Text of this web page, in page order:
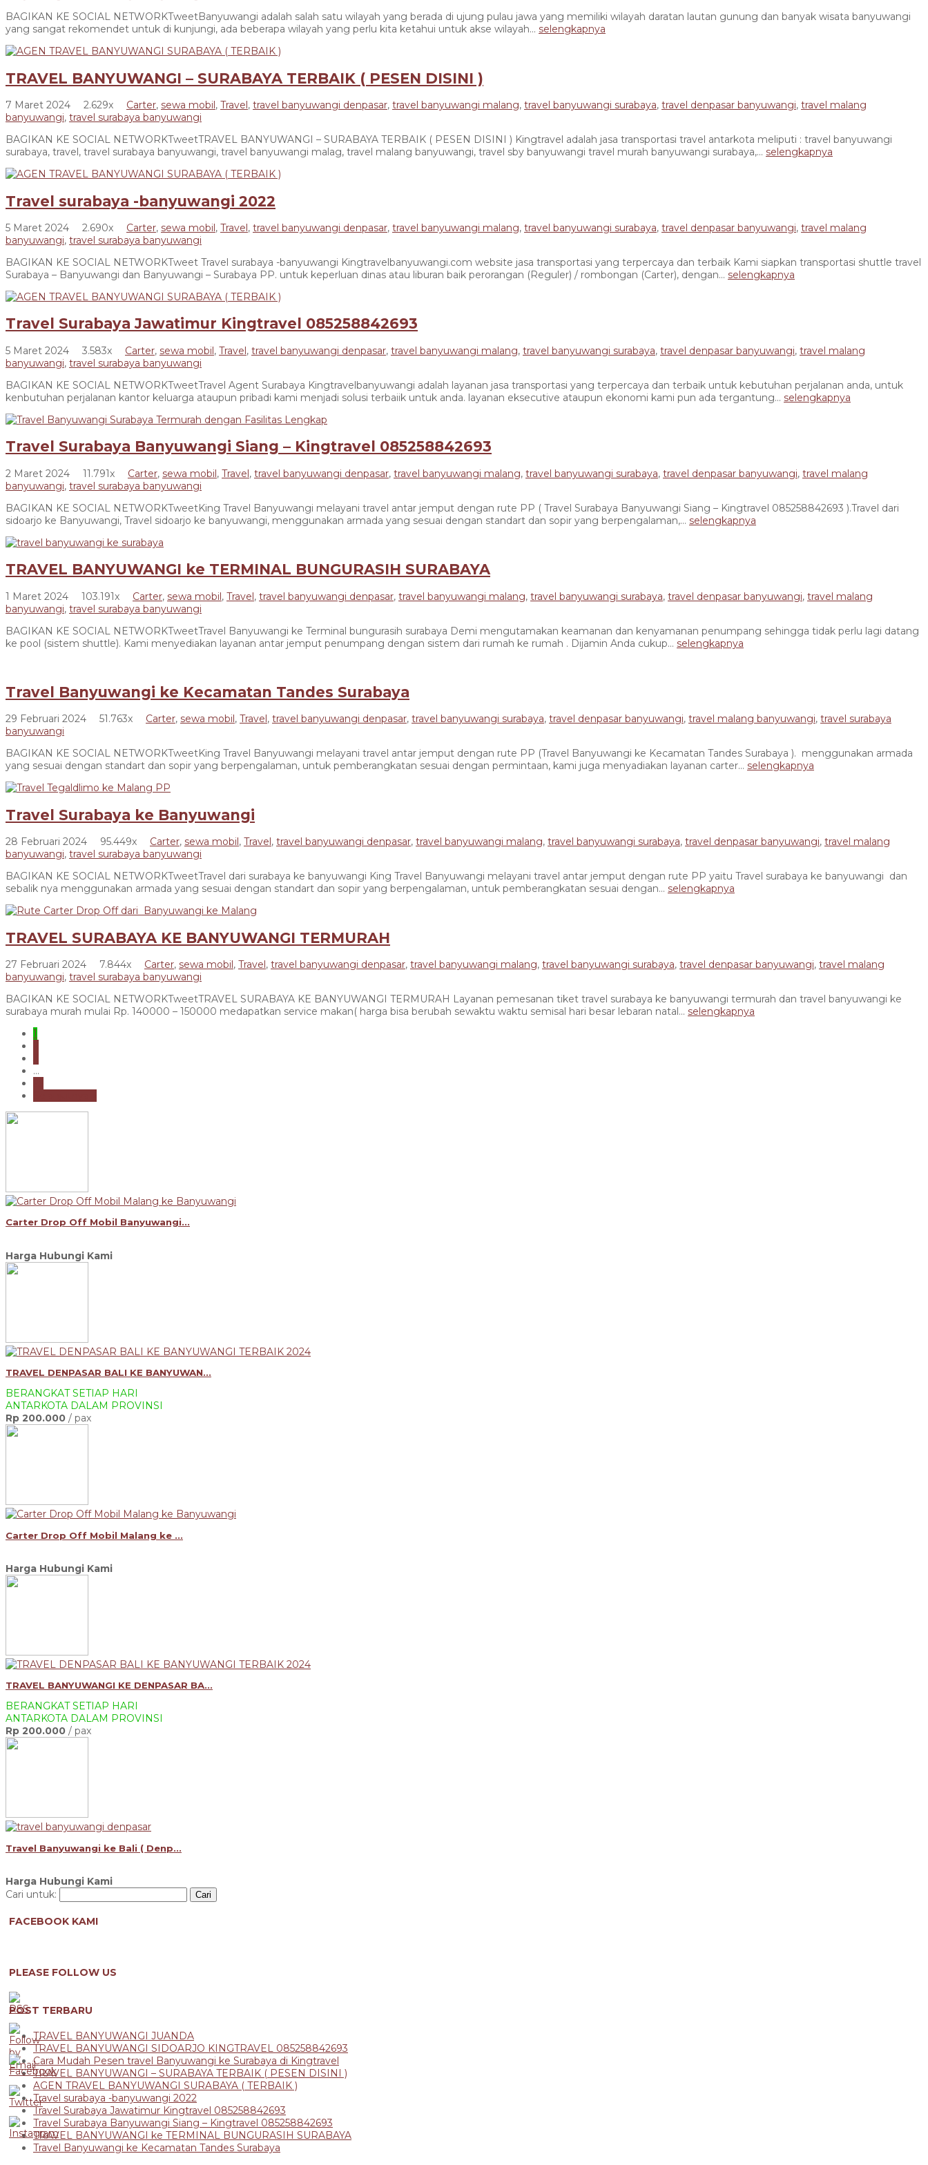
BAGIKAN KE SOCIAL NETWORKTweetBanyuwangi adalah salah satu wilayah yang berada di ujung pulau jawa yang memiliki wilayah daratan lautan gunung dan banyak wisata banyuwangi
yang sangat rekomendet untuk di kunjungi, ada beberapa wilayah yang perlu kita ketahui untuk akse wilayah... selengkapnya
TRAVEL BANYUWANGI – SURABAYA TERBAIK ( PESEN DISINI )
7 Maret 2024 2.629x Carter, sewa mobil, Travel, travel banyuwangi denpasar, travel banyuwangi malang, travel banyuwangi surabaya, travel denpasar banyuwangi, travel malang
banyuwangi, travel surabaya banyuwangi
BAGIKAN KE SOCIAL NETWORKTweetTRAVEL BANYUWANGI – SURABAYA TERBAIK ( PESEN DISINI ) Kingtravel adalah jasa transportasi travel antarkota meliputi : travel banyuwangi
surabaya, travel, travel surabaya banyuwangi, travel banyuwangi malag, travel malang banyuwangi, travel sby banyuwangi travel murah banyuwangi surabaya,... selengkapnya
Travel surabaya -banyuwangi 2022
5 Maret 2024 2.690x Carter, sewa mobil, Travel, travel banyuwangi denpasar, travel banyuwangi malang, travel banyuwangi surabaya, travel denpasar banyuwangi, travel malang
banyuwangi, travel surabaya banyuwangi
BAGIKAN KE SOCIAL NETWORKTweet Travel surabaya -banyuwangi Kingtravelbanyuwangi.com website jasa transportasi yang terpercaya dan terbaik Kami siapkan transportasi shuttle travel
Surabaya – Banyuwangi dan Banyuwangi – Surabaya PP. untuk keperluan dinas atau liburan baik perorangan (Reguler) / rombongan (Carter), dengan... selengkapnya
Travel Surabaya Jawatimur Kingtravel 085258842693
5 Maret 2024 3.583x Carter, sewa mobil, Travel, travel banyuwangi denpasar, travel banyuwangi malang, travel banyuwangi surabaya, travel denpasar banyuwangi, travel malang
banyuwangi, travel surabaya banyuwangi
BAGIKAN KE SOCIAL NETWORKTweetTravel Agent Surabaya Kingtravelbanyuwangi adalah layanan jasa transportasi yang terpercaya dan terbaik untuk kebutuhan perjalanan anda, untuk
kenbutuhan perjalanan kantor keluarga ataupun pribadi kami menjadi solusi terbaiik untuk anda. layanan eksecutive ataupun ekonomi kami pun ada tergantung... selengkapnya
Travel Surabaya Banyuwangi Siang – Kingtravel 085258842693
2 Maret 2024 11.791x Carter, sewa mobil, Travel, travel banyuwangi denpasar, travel banyuwangi malang, travel banyuwangi surabaya, travel denpasar banyuwangi, travel malang
banyuwangi, travel surabaya banyuwangi
BAGIKAN KE SOCIAL NETWORKTweetKing Travel Banyuwangi melayani travel antar jemput dengan rute PP ( Travel Surabaya Banyuwangi Siang – Kingtravel 085258842693 ).Travel dari
sidoarjo ke Banyuwangi, Travel sidoarjo ke banyuwangi, menggunakan armada yang sesuai dengan standart dan sopir yang berpengalaman,... selengkapnya
TRAVEL BANYUWANGI ke TERMINAL BUNGURASIH SURABAYA
1 Maret 2024 103.191x Carter, sewa mobil, Travel, travel banyuwangi denpasar, travel banyuwangi malang, travel banyuwangi surabaya, travel denpasar banyuwangi, travel malang
banyuwangi, travel surabaya banyuwangi
BAGIKAN KE SOCIAL NETWORKTweetTravel Banyuwangi ke Terminal bungurasih surabaya Demi mengutamakan keamanan dan kenyamanan penumpang sehingga tidak perlu lagi datang
ke pool (sistem shuttle). Kami menyediakan layanan antar jemput penumpang dengan sistem dari rumah ke rumah . Dijamin Anda cukup... selengkapnya
Travel Banyuwangi ke Kecamatan Tandes Surabaya
29 Februari 2024 51.763x Carter, sewa mobil , Travel , travel banyuwangi denpasar, travel banyuwangi surabaya, travel denpasar banyuwangi, travel malang banyuwangi, travel surabaya
banyuwangi
BAGIKAN KE SOCIAL NETWORKTweetKing Travel Banyuwangi melayani travel antar jemput dengan rute PP (Travel Banyuwangi ke Kecamatan Tandes Surabaya ). menggunakan armada
yang sesuai dengan standart dan sopir yang berpengalaman, untuk pemberangkatan sesuai dengan permintaan, kami juga menyadiakan layanan carter... selengkapnya
Travel Surabaya ke Banyuwangi
28 Februari 2024 95.449x Carter, sewa mobil, Travel, travel banyuwangi denpasar, travel banyuwangi malang, travel banyuwangi surabaya, travel denpasar banyuwangi, travel malang
banyuwangi, travel surabaya banyuwangi
BAGIKAN KE SOCIAL NETWORKTweetTravel dari surabaya ke banyuwangi King Travel Banyuwangi melayani travel antar jemput dengan rute PP yaitu Travel surabaya ke banyuwangi dan
sebalik nya menggunakan armada yang sesuai dengan standart dan sopir yang berpengalaman, untuk pemberangkatan sesuai dengan... selengkapnya
TRAVEL SURABAYA KE BANYUWANGI TERMURAH
27 Februari 2024 7.844x Carter, sewa mobil, Travel, travel banyuwangi denpasar, travel banyuwangi malang, travel banyuwangi surabaya, travel denpasar banyuwangi, travel malang
banyuwangi, travel surabaya banyuwangi
BAGIKAN KE SOCIAL NETWORKTweetTRAVEL SURABAYA KE BANYUWANGI TERMURAH Layanan pemesanan tiket travel surabaya ke banyuwangi termurah dan travel banyuwangi ke
surabaya murah mulai Rp. 140000 – 150000 medapatkan service makan( harga bisa berubah sewaktu waktu semisal hari besar lebaran natal... selengkapnya
1
...
Carter Drop Off Mobil Banyuwangi...
Harga Hubungi Kami
TRAVEL DENPASAR BALI KE BANYUWAN...
BERANGKAT SETIAP HARI
ANTARKOTA DALAM PROVINSI
Rp 200.000 / pax
Carter Drop Off Mobil Malang ke ...
Harga Hubungi Kami
TRAVEL BANYUWANGI KE DENPASAR BA...
BERANGKAT SETIAP HARI
ANTARKOTA DALAM PROVINSI
Rp 200.000 / pax
Travel Banyuwangi ke Bali ( Denp...
Harga Hubungi Kami
Cari untuk:
FACEBOOK KAMI
PLEASE FOLLOW US
POST TERBARU
TRAVEL BANYUWANGI JUANDA
TRAVEL BANYUWANGI SIDOARJO KINGTRAVEL 085258842693
Cara Mudah Pesen travel Banyuwangi ke Surabaya di Kingtravel
TRAVEL BANYUWANGI – SURABAYA TERBAIK ( PESEN DISINI )
AGEN TRAVEL BANYUWANGI SURABAYA ( TERBAIK )
Travel surabaya -banyuwangi 2022
Travel Surabaya Jawatimur Kingtravel 085258842693
Travel Surabaya Banyuwangi Siang – Kingtravel 085258842693
TRAVEL BANYUWANGI ke TERMINAL BUNGURASIH SURABAYA
Travel Banyuwangi ke Kecamatan Tandes Surabaya